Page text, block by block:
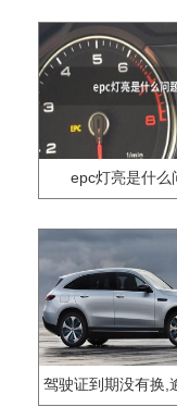
epc灯亮是什么